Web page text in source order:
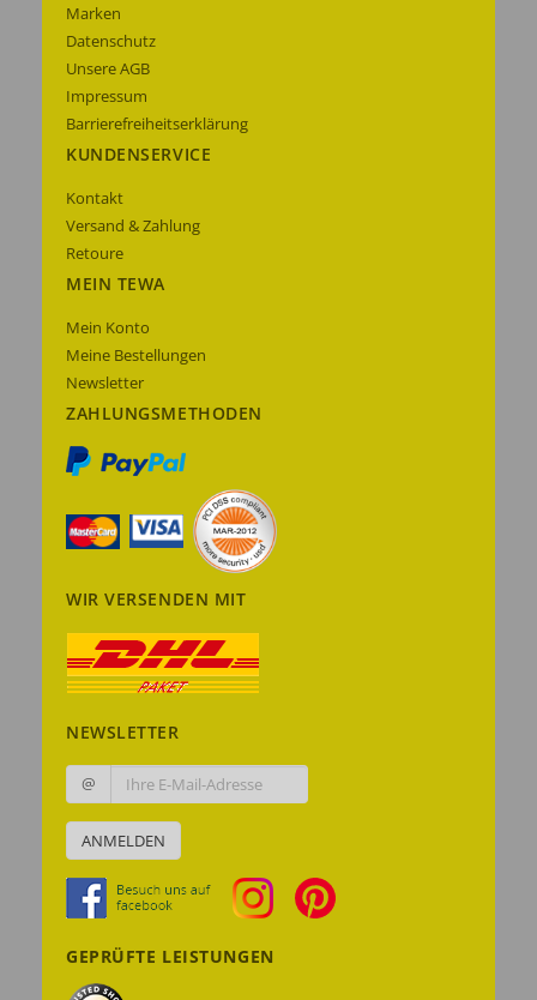
Marken
Datenschutz
Unsere AGB
Impressum
Barrierefreiheitserklärung
KUNDENSERVICE
Kontakt
Versand & Zahlung
Retoure
MEIN TEWA
Mein Konto
Meine Bestellungen
Newsletter
ZAHLUNGSMETHODEN
WIR VERSENDEN MIT
NEWSLETTER
@
ANMELDEN
GEPRÜFTE LEISTUNGEN